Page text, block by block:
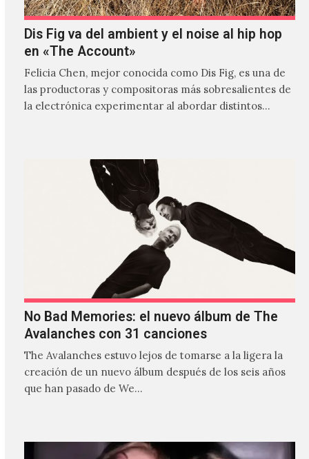
Dis Fig va del ambient y el noise al hip hop
en «The Account»
Felicia Chen, mejor conocida como Dis Fig, es una de
las productoras y compositoras más sobresalientes de
la electrónica experimentar al abordar distintos
No Bad Memories: el nuevo álbum de The
Avalanches con 31 canciones
The Avalanches estuvo lejos de tomarse a la ligera la
creación de un nuevo álbum después de los seis años
que han pasado de We…